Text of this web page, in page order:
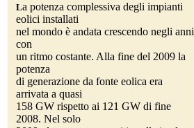
La potenza complessiva degli impianti
eolici installati
nel mondo è andata crescendo negli anni
con
un ritmo costante. Alla fine del 2009 la
potenza
di generazione da fonte eolica era
arrivata a quasi
158 GW rispetto ai 121 GW di fine
2008. Nel solo